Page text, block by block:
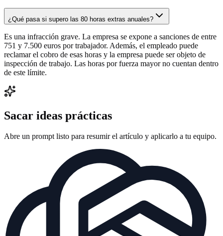
¿Qué pasa si supero las 80 horas extras anuales?
Es una infracción grave. La empresa se expone a sanciones de entre
751 y 7.500 euros por trabajador. Además, el empleado puede
reclamar el cobro de esas horas y la empresa puede ser objeto de
inspección de trabajo. Las horas por fuerza mayor no cuentan dentro
de este límite.
Sacar ideas prácticas
Abre un prompt listo para resumir el artículo y aplicarlo a tu equipo.